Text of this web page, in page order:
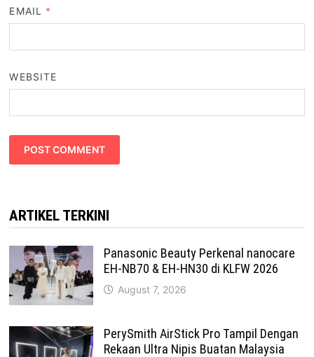
EMAIL *
WEBSITE
ARTIKEL TERKINI
Panasonic Beauty Perkenal nanocare
EH-NB70 & EH-HN30 di KLFW 2026
August 7, 2026
PerySmith AirStick Pro Tampil Dengan
Rekaan Ultra Nipis Buatan Malaysia